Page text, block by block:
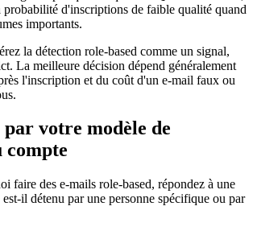
probabilité d'inscriptions de faible qualité quand
importants.
la détection role-based comme un signal,
La meilleure décision dépend généralement
l'inscription et du coût d'un e-mail faux ou
par votre modèle de
faire des e-mails role-based, répondez à une
il détenu par une personne spécifique ou par